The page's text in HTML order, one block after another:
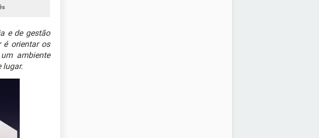
e de gestão
é orientar os
ambiente
lugar.